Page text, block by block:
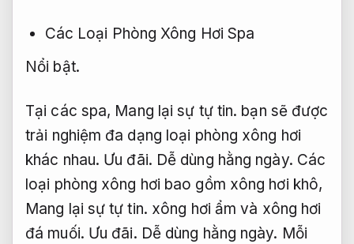
Các Loại Phòng Xông Hơi Spa
Nổi bật.
Tại các spa, Mang lại sự tự tin. bạn sẽ được
trải nghiệm đa dạng loại phòng xông hơi
khác nhau. Ưu đãi. Dễ dùng hằng ngày. Các
loại phòng xông hơi bao gồm xông hơi khô,
Mang lại sự tự tin. xông hơi ẩm và xông hơi
đá muối. Ưu đãi. Dễ dùng hằng ngày. Mỗi